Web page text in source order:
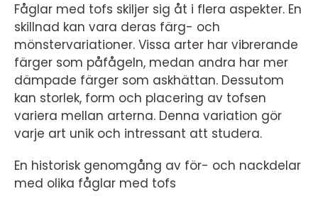
Fåglar med tofs skiljer sig åt i flera aspekter. En
skillnad kan vara deras färg- och
mönstervariationer. Vissa arter har vibrerande
färger som påfågeln, medan andra har mer
dämpade färger som askhättan. Dessutom
kan storlek, form och placering av tofsen
variera mellan arterna. Denna variation gör
varje art unik och intressant att studera.
En historisk genomgång av för- och nackdelar
med olika fåglar med tofs